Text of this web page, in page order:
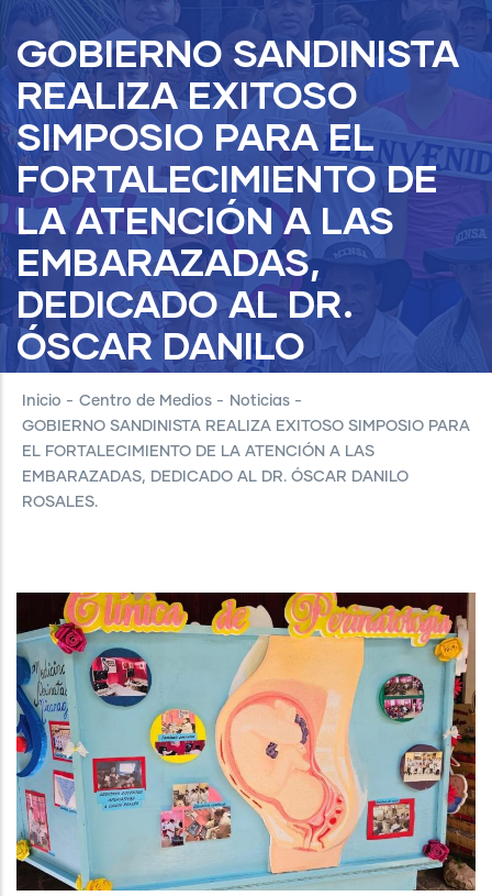
GOBIERNO SANDINISTA
REALIZA EXITOSO
SIMPOSIO PARA EL
FORTALECIMIENTO DE
LA ATENCIÓN A LAS
EMBARAZADAS,
DEDICADO AL DR.
ÓSCAR DANILO
ROSALES.
Inicio - Centro de Medios - Noticias -
GOBIERNO SANDINISTA REALIZA EXITOSO SIMPOSIO PARA
EL FORTALECIMIENTO DE LA ATENCIÓN A LAS
EMBARAZADAS, DEDICADO AL DR. ÓSCAR DANILO
ROSALES.